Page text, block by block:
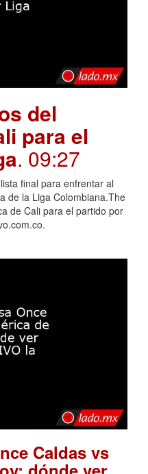
del
para el
. 09:27
final para enfrentar al
de la Liga Colombiana.The
de Cali para el partido por
Caldas vs